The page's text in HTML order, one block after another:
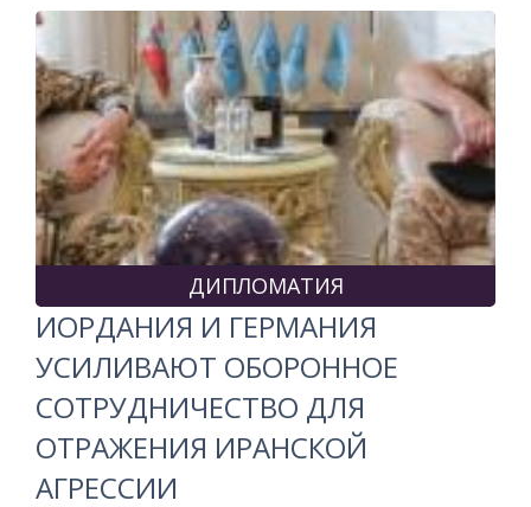
ДИПЛОМАТИЯ
ИОРДАНИЯ И ГЕРМАНИЯ
УСИЛИВАЮТ ОБОРОННОЕ
СОТРУДНИЧЕСТВО ДЛЯ
ОТРАЖЕНИЯ ИРАНСКОЙ
АГРЕССИИ